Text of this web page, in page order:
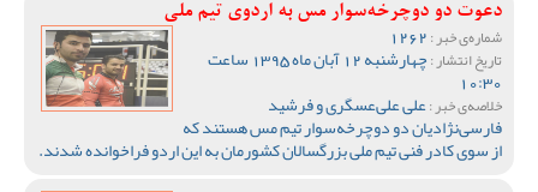
دعوت دو دوچرخه‌سوار مس به اردوی تیم ملی
شماره‌ی خبر :
تاریخ انتشار : چهارشنبه 12 آبان ماه 1395 ساعت
10:30
خلاصه‌ی خبر :علی علی‌عسگری و فرشید
فارسی‌نژادیان دو دوچرخه‌سوار تیم مس هستند که
از سوی کادر فنی تیم ملی بزرگسالان کشورمان به این اردو فراخوانده شدند.